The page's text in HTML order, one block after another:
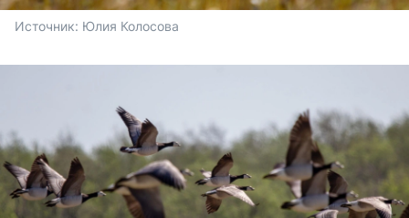
Источник: Юлия Колосова